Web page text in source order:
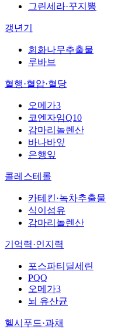
그린세라·꾸지뽕
갱년기
회화나무추출물
루바브
혈행·혈압·혈당
오메가3
코엔자임Q10
감마리놀렌산
바나바잎
은행잎
콜레스테롤
카테킨·녹차추출물
식이섬유
감마리놀렌산
기억력·인지력
포스파티딜세린
PQQ
오메가3
뇌 유산균
헬시푸드·과채